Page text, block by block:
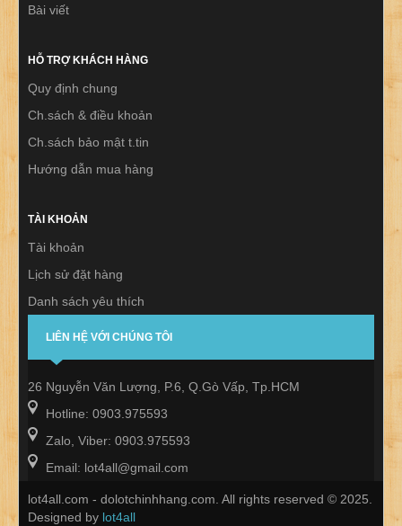
Bài viết
HỖ TRỢ KHÁCH HÀNG
Quy định chung
Ch.sách & điều khoản
Ch.sách bảo mật t.tin
Hướng dẫn mua hàng
TÀI KHOẢN
Tài khoản
Lịch sử đặt hàng
Danh sách yêu thích
Thư báo
LIÊN HỆ VỚI CHÚNG TÔI
26 Nguyễn Văn Lượng, P.6, Q.Gò Vấp, Tp.HCM
Hotline: 0903.975593
Zalo, Viber: 0903.975593
Email: lot4all@gmail.com
lot4all.com - dolotchinhhang.com. All rights reserved © 2025.
Designed by lot4all